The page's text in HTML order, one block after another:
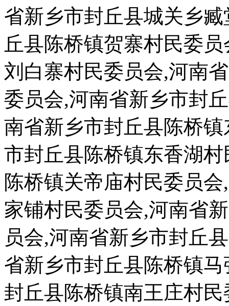
省新乡市封丘县城关乡
丘县陈桥镇贺寨村民委
刘白寨村民委员会,河南
委员会,河南省新乡市封
南省新乡市封丘县陈桥
市封丘县陈桥镇东香湖
陈桥镇关帝庙村民委员
家铺村民委员会,河南省
员会,河南省新乡市封丘
省新乡市封丘县陈桥镇
封丘县陈桥镇南王庄村